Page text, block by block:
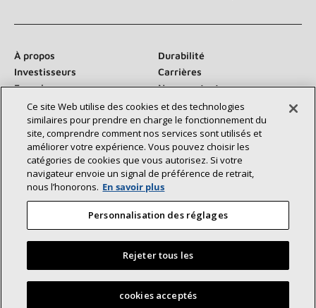
À propos
Durabilité
Investisseurs
Carrières
Fournisseurs
Nous contacter
Salle de presse
Communiquez avec nous :
©2026 Lennox International Inc.
Déclaration d’accessibilité
Confidentialité
Conditions générales
Ce site Web utilise des cookies et des technologies
similaires pour prendre en charge le fonctionnement du
site, comprendre comment nos services sont utilisés et
améliorer votre expérience. Vous pouvez choisir les
catégories de cookies que vous autorisez. Si votre
navigateur envoie un signal de préférence de retrait,
nous l’honorons. En savoir plus
Personnalisation des réglages
Rejeter tous les
cookies acceptés